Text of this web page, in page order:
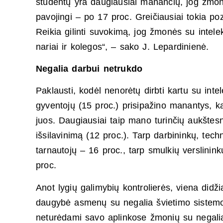
pavojingi – po 17 proc. Greičiausiai tokia
Reikia gilinti suvokimą, jog žmonės su
nariai ir kolegos“, – sako J. Lepardinienė.
Negalia darbui netrukdo
Paklausti, kodėl nenorėtų dirbti kartu su
gyventojų (15 proc.) prisipažino manantys,
juos. Daugiausiai taip mano turinčių
išsilavinimą (12 proc.). Tarp darbininkų,
tarnautojų – 16 proc., tarp smulkių
proc.
Anot lygių galimybių kontrolierės, viena
daugybė asmenų su negalia švietimo
neturėdami savo aplinkose žmonių su